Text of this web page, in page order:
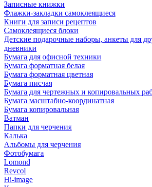
Записные книжки
Флажки-закладки самоклеящиеся
Книги для записи рецептов
Самоклеящиеся блоки
Детские подарочные наборы, анкеты для
дневники
Бумага для офисной техники
Бумага форматная белая
Бумага форматная цветная
Бумага писчая
Бумага для чертежных и копировальных
Бумага масштабно-координатная
Бумага копировальная
Ватман
Папки для черчения
Калька
Альбомы для черчения
Фотобумага
Lomond
Revcol
Hi-image